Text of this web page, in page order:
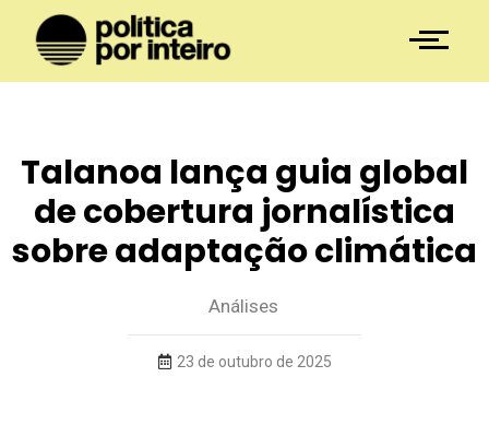
Talanoa lança guia global
de cobertura jornalística
sobre adaptação climática
Análises
23 de outubro de 2025